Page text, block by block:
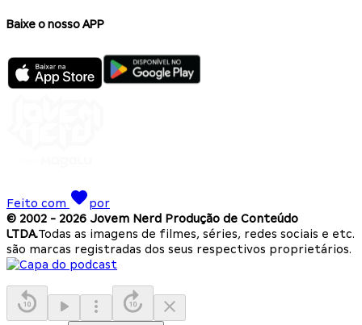
Baixe o nosso APP
Feito com
por
© 2002 - 2026 Jovem Nerd Produção de Conteúdo
LTDA.Todas as imagens de filmes, séries, redes sociais e etc.
são marcas registradas dos seus respectivos proprietários.